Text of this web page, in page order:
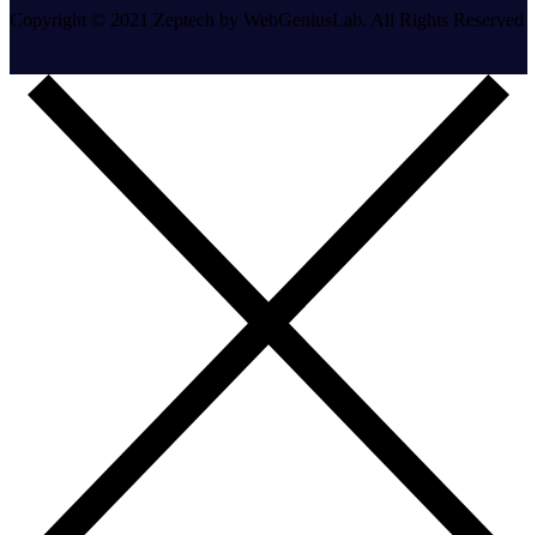
Copyright © 2021 Zeptech by WebGeniusLab. All Rights Reserved